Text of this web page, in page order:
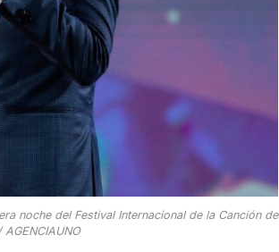
noche del Festival Internacional de la Canción de